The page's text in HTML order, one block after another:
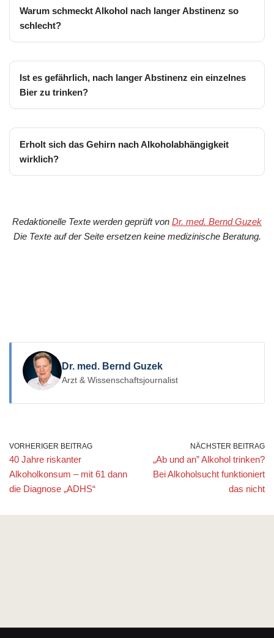
Warum schmeckt Alkohol nach langer Abstinenz so
schlecht?
Ist es gefährlich, nach langer Abstinenz ein einzelnes
Bier zu trinken?
Erholt sich das Gehirn nach Alkoholabhängigkeit
wirklich?
Redaktionelle Texte werden geprüft von Dr. med. Bernd Guzek
Die Texte auf der Seite ersetzen keine medizinische Beratung.
Dr. med. Bernd Guzek
Arzt & Wissenschaftsjournalist
VORHERIGER BEITRAG
40 Jahre riskanter
Alkoholkonsum – mit 61 dann
die Diagnose „ADHS“
NÄCHSTER BEITRAG
„Ab und an” Alkohol trinken?
Bei Alkoholsucht funktioniert
das nicht